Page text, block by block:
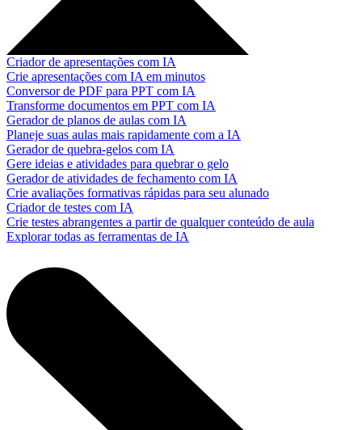
Criador de apresentações com IA
Crie apresentações com IA em minutos
Conversor de PDF para PPT com IA
Transforme documentos em PPT com IA
Gerador de planos de aulas com IA
Planeje suas aulas mais rapidamente com a IA
Gerador de quebra-gelos com IA
Gere ideias e atividades para quebrar o gelo
Gerador de atividades de fechamento com IA
Crie avaliações formativas rápidas para seu alunado
Criador de testes com IA
Crie testes abrangentes a partir de qualquer conteúdo de aula
Explorar todas as ferramentas de IA